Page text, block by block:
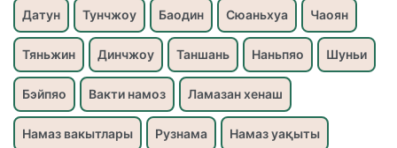
Датун Тунчжоу Баодин Сюаньхуа Чаоян
Тяньжин Динчжоу Таншань Наньпяо Шуньи
Бэйпяо Вакти намоз Ламазан хенаш
Намаз вакытлары Рузнама Намаз уақыты